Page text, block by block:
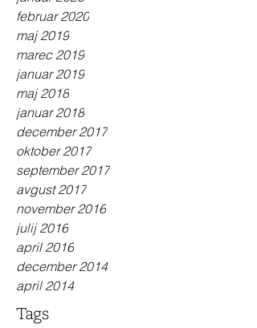
februar 2020
maj 2019
marec 2019
januar 2019
maj 2018
januar 2018
december 2017
oktober 2017
september 2017
avgust 2017
november 2016
julij 2016
april 2016
december 2014
april 2014
Tags